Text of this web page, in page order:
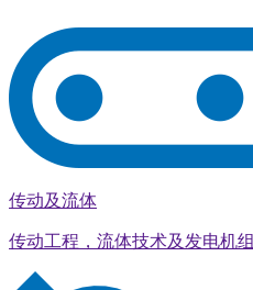
传动及流体
传动工程，流体技术及发电机组